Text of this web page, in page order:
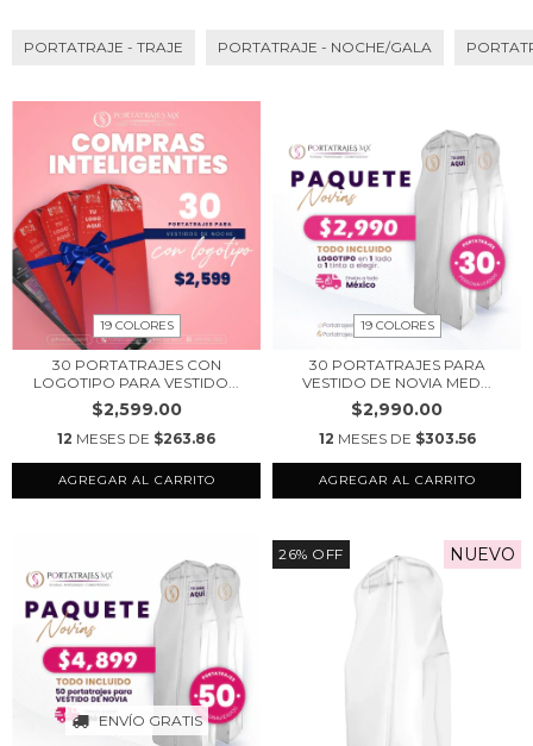
PORTATRAJE - TRAJE PORTATRAJE - NOCHE/GALA
19 COLORES
30 PORTATRAJES CON
LOGOTIPO PARA VESTIDO...
$2,599.00
12 MESES DE $263.86
AGREGAR AL CARRITO
19 COLORES
30 PORTATRAJES PARA
VESTIDO DE NOVIA MED...
$2,990.00
12 MESES DE $303.56
AGREGAR AL CARRITO
ENVÍO GRATIS
26% OFF NUEVO